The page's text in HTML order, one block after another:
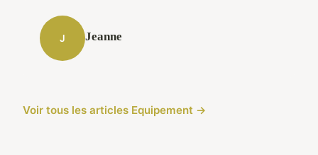
J Jeanne
Voir tous les articles Equipement →